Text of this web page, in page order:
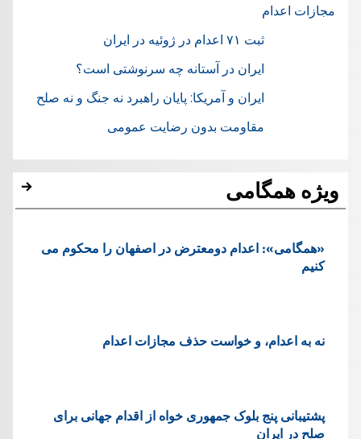
مجازات اعدام
ثبت ۷۱ اعدام در ژوئيه در ایران
ایران در آستانه چه سرنوشتی است؟
ایران و آمریکا: پایان راهبرد نه جنگ و نه صلح
مقاومت بدون رضایت عمومی
ویژه همگامی
«همگامی»: اعدام دومعترض در اصفهان را محکوم می
کنیم
نه به اعدام، و خواست حذف مجازات اعدام
پشتيبانی پنج بلوک جمهوری خواه از اقدام جهانی برای
صلح در ایران